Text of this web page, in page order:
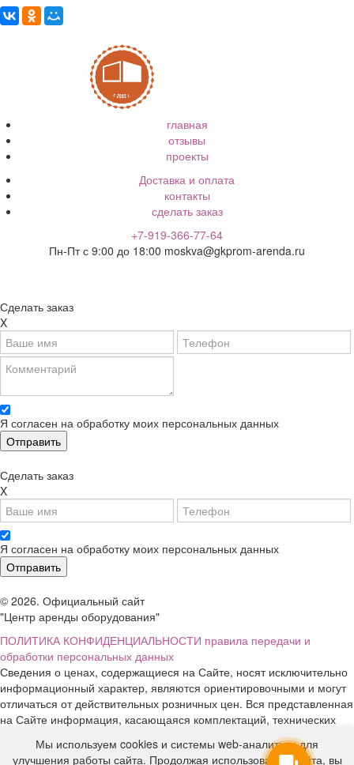
главная
отзывы
проекты
Доставка и оплата
контакты
сделать заказ
+7-919-366-77-64
Пн-Пт с 9:00 до 18:00 moskva@gkprom-arenda.ru
Сделать заказ
X
Я согласен на обработку моих персональных данных
Сделать заказ
X
Я согласен на обработку моих персональных данных
© 2026. Официальный сайт
"Центр аренды оборудования"
ПОЛИТИКА КОНФИДЕНЦИАЛЬНОСТИ правила передачи и
обработки персональных данных
Сведения о ценах, содержащиеся на Сайте, носят исключительно
информационный характер, являются ориентировочными и могут
отличаться от действительных розничных цен. Вся представленная
на Сайте информация, касающаяся комплектаций, технических
характеристик, цветовых сочетаний, стоимости услуг, сервисного
обслуживания, дополнительного оборудования, условий аренды
Мы используем cookies и системы web-аналитики для
улучшения работы сайта. Продолжая использование сайта, вы